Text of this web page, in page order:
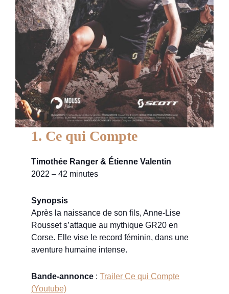
1. Ce qui Compte
Timothée Ranger & Étienne Valentin
2022 – 42 minutes
Synopsis
Après la naissance de son fils, Anne‑Lise
Rousset s’attaque au mythique GR20 en
Corse. Elle vise le record féminin, dans une
aventure humaine intense.
Bande-annonce :Trailer Ce qui Compte
(Youtube)